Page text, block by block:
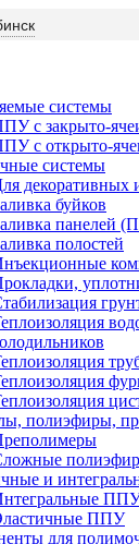
системы
с закрыто-
с открыто-
системы
декоративных
буйков
панелей
полостей
полиэфиры,
и
ППУ
для